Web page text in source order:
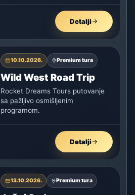
tajanstvenu kulturu Uskršnjeg
Detalji
10.10.2026. Premium tura
Wild West Road Trip
Rocket Dreams Tours putovanje
sa pažljivo osmišljenim
programom.
Detalji
13.10.2026. Premium tura